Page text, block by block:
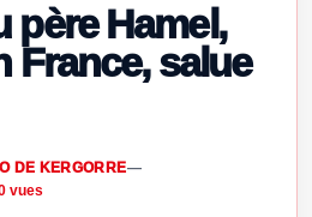
Hamel,
France, salue
DE KERGORRE—
vues